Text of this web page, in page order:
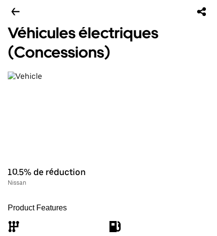
Véhicules électriques
(Concessions)
10.5% de réduction
Nissan
Product Features